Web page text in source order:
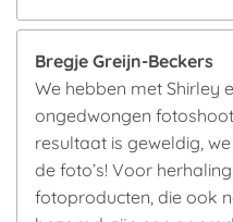
Bregje Greijn-Beckers
We hebben met Shirley
ongedwongen
resultaat is geweldig,
de foto’s! Voor
fotoproducten, die ook